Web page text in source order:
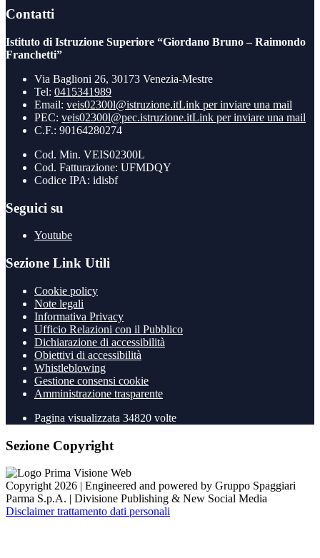
Contatti
Istituto di Istruzione Superiore “Giordano Bruno – Raimondo
Franchetti”
Via Baglioni 26, 30173 Venezia-Mestre
Tel: 0415341989
Email: veis02300l@istruzione.itLink per inviare una mail
PEC: veis02300l@pec.istruzione.itLink per inviare una mail
C.F.: 90164280274
Cod. Min. VEIS02300L
Cod. Fatturazione: UFMDQY
Codice IPA: idisbf
Seguici su
Youtube
Sezione Link Utili
Cookie policy
Note legali
Informativa Privacy
Ufficio Relazioni con il Pubblico
Dichiarazione di accessibilità
Obiettivi di accessibilità
Whistleblowing
Gestione consensi cookie
Amministrazione trasparente
Pagina visualizzata 34820 volte
Sezione Copyright
Copyright 2026 | Engineered and powered by Gruppo Spaggiari
Parma S.p.A. | Divisione Publishing & New Social Media
Disclaimer trattamento dati personali